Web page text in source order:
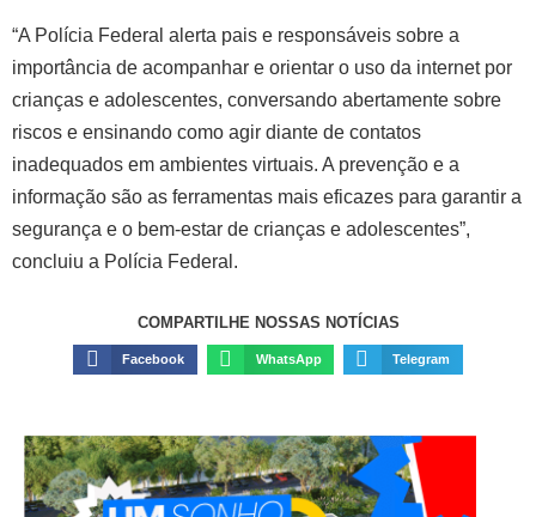
“A Polícia Federal alerta pais e responsáveis sobre a
importância de acompanhar e orientar o uso da internet por
crianças e adolescentes, conversando abertamente sobre
riscos e ensinando como agir diante de contatos
inadequados em ambientes virtuais. A prevenção e a
informação são as ferramentas mais eficazes para garantir a
segurança e o bem-estar de crianças e adolescentes”,
concluiu a Polícia Federal.
COMPARTILHE NOSSAS NOTÍCIAS
Facebook WhatsApp Telegram